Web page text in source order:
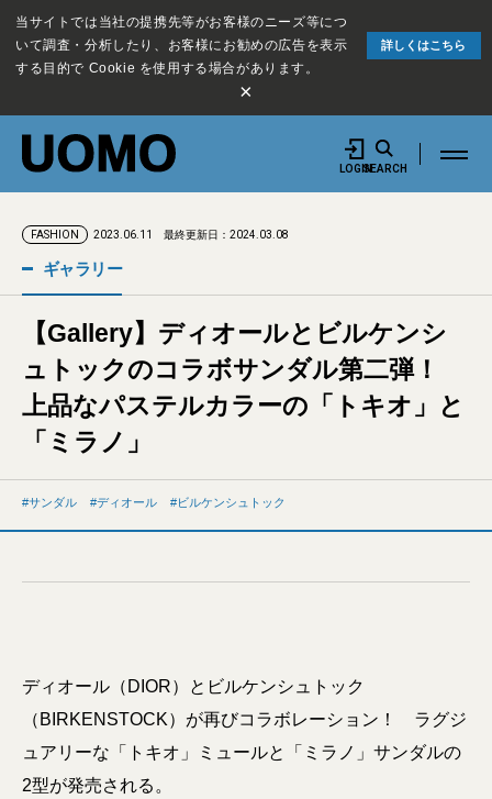
当サイトでは当社の提携先等がお客様のニーズ等につ
いて調査・分析したり、お客様にお勧めの広告を表示
する目的で Cookie を使用する場合があります。
詳しくはこちら
×
LOGINSEARCH
FASHION 2023.06.11 最終更新日：2024.03.08
ギャラリー
【Gallery】ディオールとビルケンシ
ュトックのコラボサンダル第二弾！
上品なパステルカラーの「トキオ」と
「ミラノ」
サンダル ディオール ビルケンシュトック
ディオール（DIOR）とビルケンシュトック
（BIRKENSTOCK）が再びコラボレーション！ ラグジ
ュアリーな「トキオ」ミュールと「ミラノ」サンダルの
2型が発売される。